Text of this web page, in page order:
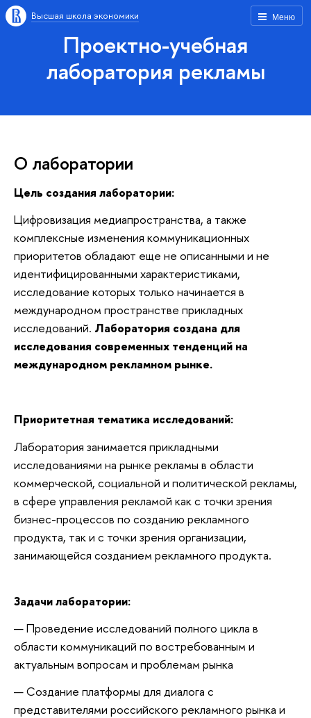
Меню
Высшая школа экономики
Проектно-учебная
лаборатория рекламы
О лаборатории
Цель создания лаборатории:
Цифровизация медиапространства, а также
комплексные изменения коммуникационных
приоритетов обладают еще не описанными и не
идентифицированными характеристиками,
исследование которых только начинается в
международном пространстве прикладных
исследований. Лаборатория создана для
исследования современных тенденций на
международном рекламном рынке.
Приоритетная тематика исследований:
Лаборатория занимается прикладными
исследованиями на рынке рекламы в области
коммерческой, социальной и политической рекламы,
в сфере управления рекламой как с точки зрения
бизнес-процессов по созданию рекламного
продукта, так и с точки зрения организации,
занимающейся созданием рекламного продукта.
Задачи лаборатории:
Проведение исследований полного цикла в
области коммуникаций по востребованным и
актуальным вопросам и проблемам рынка
Создание платформы для диалога с
представителями российского рекламного рынка и